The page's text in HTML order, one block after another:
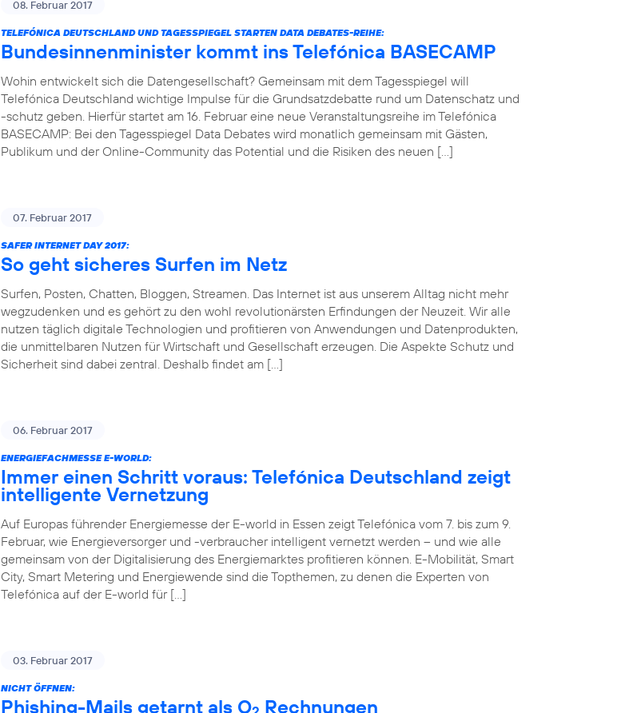
08. Februar 2017
TELEFÓNICA DEUTSCHLAND UND TAGESSPIEGEL STARTEN DATA DEBATES-REIHE:
Bundesinnenminister kommt ins Telefónica BASECAMP
Wohin entwickelt sich die Datengesellschaft? Gemeinsam mit dem Tagesspiegel will
Telefónica Deutschland wichtige Impulse für die Grundsatzdebatte rund um Datenschatz und
-schutz geben. Hierfür startet am 16. Februar eine neue Veranstaltungsreihe im Telefónica
BASECAMP: Bei den Tagesspiegel Data Debates wird monatlich gemeinsam mit Gästen,
Publikum und der Online-Community das Potential und die Risiken des neuen […]
07. Februar 2017
SAFER INTERNET DAY 2017:
So geht sicheres Surfen im Netz
Surfen, Posten, Chatten, Bloggen, Streamen. Das Internet ist aus unserem Alltag nicht mehr
wegzudenken und es gehört zu den wohl revolutionärsten Erfindungen der Neuzeit. Wir alle
nutzen täglich digitale Technologien und profitieren von Anwendungen und Datenprodukten,
die unmittelbaren Nutzen für Wirtschaft und Gesellschaft erzeugen. Die Aspekte Schutz und
Sicherheit sind dabei zentral. Deshalb findet am […]
06. Februar 2017
ENERGIEFACHMESSE E-WORLD:
Immer einen Schritt voraus: Telefónica Deutschland zeigt
intelligente Vernetzung
Auf Europas führender Energiemesse der E-world in Essen zeigt Telefónica vom 7. bis zum 9.
Februar, wie Energieversorger und -verbraucher intelligent vernetzt werden – und wie alle
gemeinsam von der Digitalisierung des Energiemarktes profitieren können. E-Mobilität, Smart
City, Smart Metering und Energiewende sind die Topthemen, zu denen die Experten von
Telefónica auf der E-world für […]
03. Februar 2017
NICHT ÖFFNEN:
Phishing-Mails getarnt als O Rechnungen